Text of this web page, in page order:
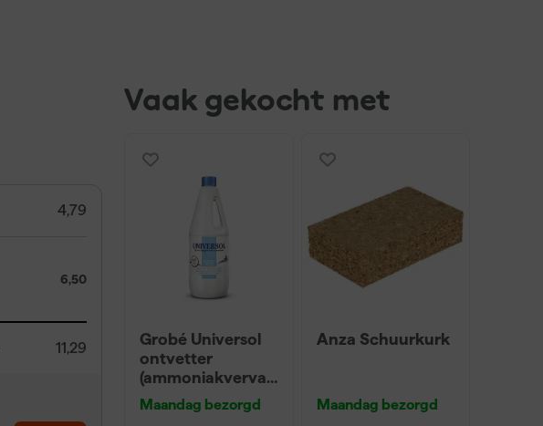
4,79
6,50
11,29
Vaak gekocht met
Grobé Universol
ontvetter
(ammoniakvervan
ger) - 1L
Maandag bezorgd
Anza Schuurkurk
Maandag bezorgd